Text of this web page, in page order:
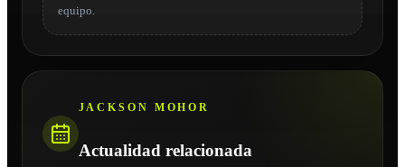
equipo.
JACKSON MOHOR
Actualidad relacionada